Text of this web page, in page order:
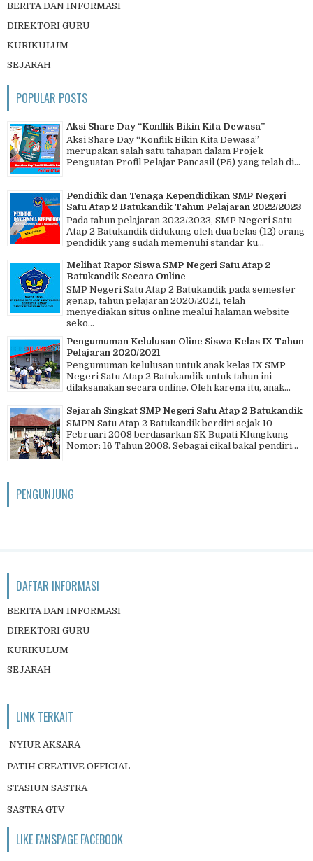
BERITA DAN INFORMASI
DIREKTORI GURU
KURIKULUM
SEJARAH
POPULAR POSTS
Aksi Share Day “Konflik Bikin Kita Dewasa”
Aksi Share Day “Konflik Bikin Kita Dewasa”
merupakan salah satu tahapan dalam Projek
Penguatan Profil Pelajar Pancasil (P5) yang telah di...
Pendidik dan Tenaga Kependidikan SMP Negeri
Satu Atap 2 Batukandik Tahun Pelajaran 2022/2023
Pada tahun pelajaran 2022/2023, SMP Negeri Satu
Atap 2 Batukandik didukung oleh dua belas (12) orang
pendidik yang sudah memenuhi standar ku...
Melihat Rapor Siswa SMP Negeri Satu Atap 2
Batukandik Secara Online
SMP Negeri Satu Atap 2 Batukandik pada semester
genap, tahun pelajaran 2020/2021, telah
menyediakan situs online mealui halaman website
seko...
Pengumuman Kelulusan Oline Siswa Kelas IX Tahun
Pelajaran 2020/2021
Pengumuman kelulusan untuk anak kelas IX SMP
Negeri Satu Atap 2 Batukandik untuk tahun ini
dilaksanakan secara online. Oleh karena itu, anak...
Sejarah Singkat SMP Negeri Satu Atap 2 Batukandik
SMPN Satu Atap 2 Batukandik berdiri sejak 10
Februari 2008 berdasarkan SK Bupati Klungkung
Nomor: 16 Tahun 2008. Sebagai cikal bakal pendiri...
PENGUNJUNG
DAFTAR INFORMASI
BERITA DAN INFORMASI
DIREKTORI GURU
KURIKULUM
SEJARAH
LINK TERKAIT
NYIUR AKSARA
PATIH CREATIVE OFFICIAL
STASIUN SASTRA
SASTRA GTV
LIKE FANSPAGE FACEBOOK